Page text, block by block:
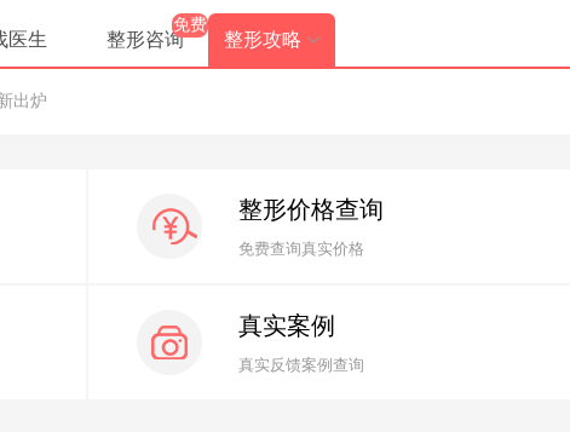
医生 整形咨询
免费
整形攻略
出炉
整形价格查询
免费查询真实价格
真实案例
真实反馈案例查询